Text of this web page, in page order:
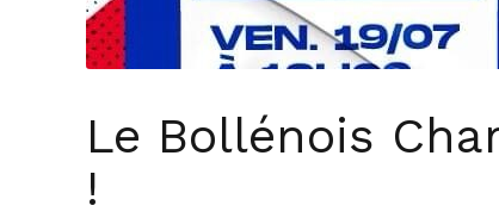
Le Bollénois
!